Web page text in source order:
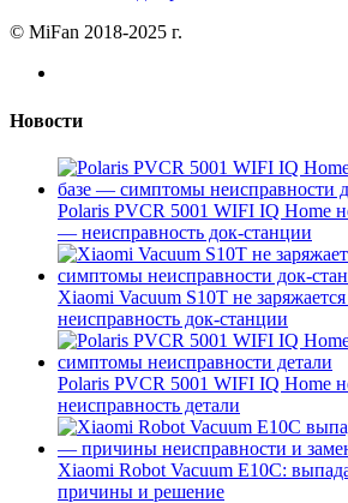
© MiFan 2018-2025 г.
Новости
Polaris PVCR 5001 WIFI IQ Home
— неисправность док-станции
Xiaomi Vacuum S10T не
неисправность док-станции
Polaris PVCR 5001 WIFI IQ Home
неисправность детали
Xiaomi Robot Vacuum E10C:
причины и решение